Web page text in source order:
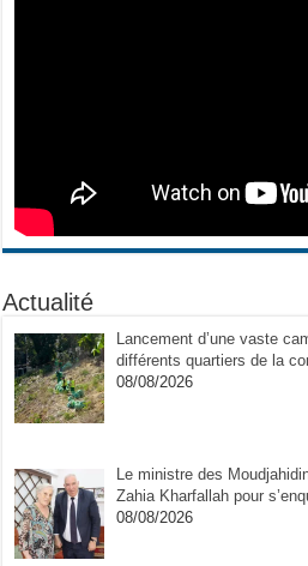
Actualité
Lancement d’une vaste
différents quartiers de la
08/08/2026
Le ministre des
Zahia Kharfallah pour
08/08/2026